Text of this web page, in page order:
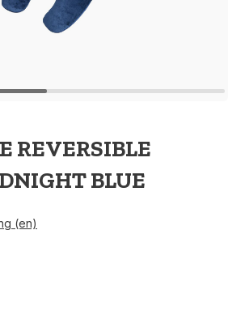
REVERSIBLE
BLUE
(en)